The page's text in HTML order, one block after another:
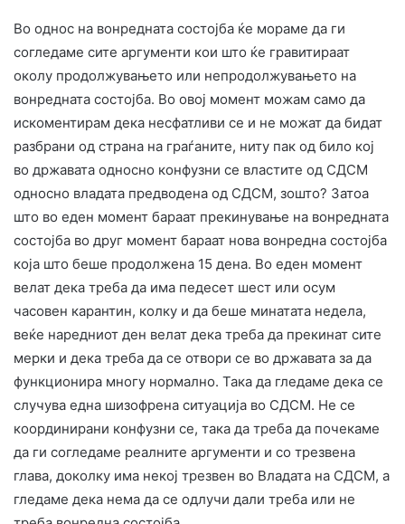
Во однос на вонредната состојба ќе мораме да ги
согледаме сите аргументи кои што ќе гравитираат
околу продолжувањето или непродолжувањето на
вонредната состојба. Во овој момент можам само да
искоментирам дека несфатливи се и не можат да бидат
разбрани од страна на граѓаните, ниту пак од било кој
во државата односно конфузни се властите од СДСМ
односно владата предводена од СДСМ, зошто? Затоа
што во еден момент бараат прекинување на вонредната
состојба во друг момент бараат нова вонредна состојба
која што беше продолжена 15 дена. Во еден момент
велат дека треба да има педесет шест или осум
часовен карантин, колку и да беше минатата недела,
веќе наредниот ден велат дека треба да прекинат сите
мерки и дека треба да се отвори се во државата за да
функционира многу нормално. Така да гледаме дека се
случува една шизофрена ситуација во СДСМ. Не се
координирани конфузни се, така да треба да почекаме
да ги согледаме реалните аргументи и со трезвена
глава, доколку има некој трезвен во Владата на СДСМ, а
гледаме дека нема да се одлучи дали треба или не